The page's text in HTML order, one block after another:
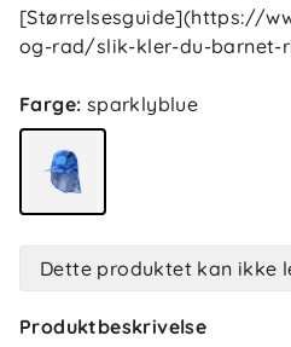
[Størrelsesguide](https://
og-rad/slik-kler-du-barnet-
Farge: sparklyblue
Dette produktet kan ikke
Produktbeskrivelse